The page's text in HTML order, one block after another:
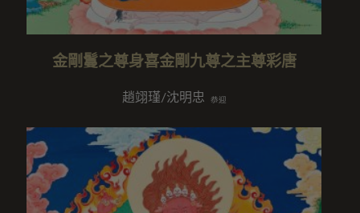
金剛鬘之尊身喜金剛九尊之主尊彩唐
趙翊瑾/沈明忠 恭迎